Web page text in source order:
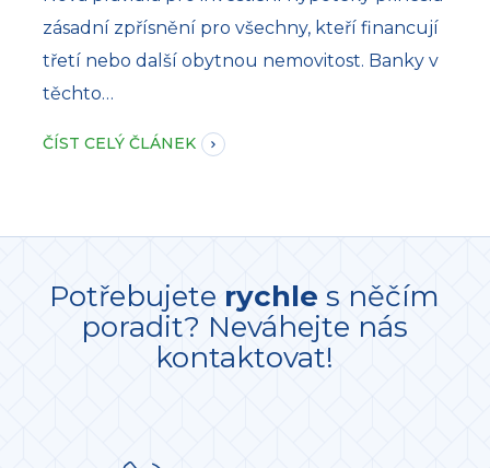
zásadní zpřísnění pro všechny, kteří financují
třetí nebo další obytnou nemovitost. Banky v
těchto…
ČÍST CELÝ ČLÁNEK
Potřebujete rychle s něčím
poradit? Neváhejte nás
kontaktovat!